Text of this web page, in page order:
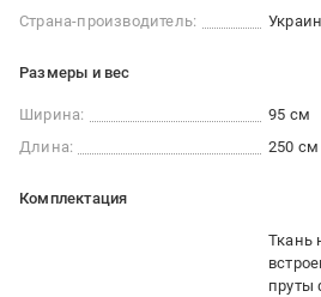
Страна-производитель:
Размеры и вес
Ширина:
95 см
Длина:
250 см
Комплектация
Ткань
пруты